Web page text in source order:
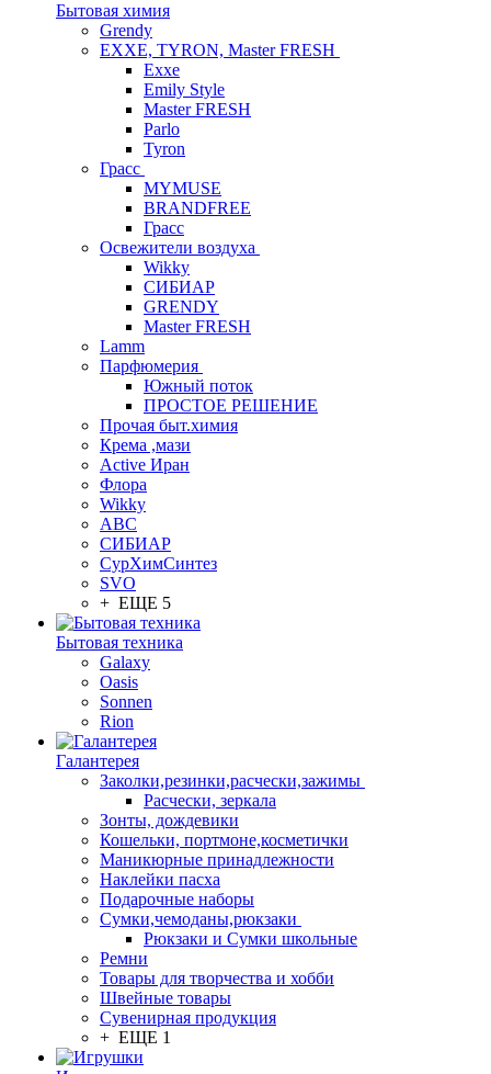
Бытовая химия
Grendy
EXXE, TYRON, Master FRESH
Exxe
Emily Style
Master FRESH
Parlo
Tyron
Грасс
MYMUSE
BRANDFREE
Грасс
Освежители воздуха
Wikky
СИБИАР
GRENDY
Master FRESH
Lamm
Парфюмерия
Южный поток
ПРОСТОЕ РЕШЕНИЕ
Прочая быт.химия
Крема ,мази
Аctive Иран
Флора
Wikky
АВС
СИБИАР
СурХимСинтез
SVO
+ ЕЩЕ 5
Бытовая техника
Galaxy
Oasis
Sonnen
Rion
Галантерея
Заколки,резинки,расчески,зажимы
Расчески, зеркала
Зонты, дождевики
Кошельки, портмоне,косметички
Маникюрные принадлежности
Наклейки пасха
Подарочные наборы
Сумки,чемоданы,рюкзаки
Рюкзаки и Сумки школьные
Ремни
Товары для творчества и хобби
Швейные товары
Сувенирная продукция
+ ЕЩЕ 1